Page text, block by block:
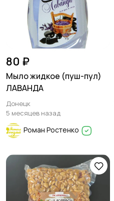
80 ₽
Мыло жидкое (пуш-пул)
ЛАВАНДА
Донецк
5 месяцев назад
Роман Ростенко